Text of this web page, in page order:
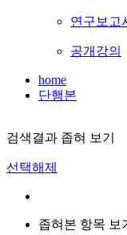
연구보고
공개강의
home
단행본
검색결과 좁혀 보기
선택해제
좁혀본 항목 보